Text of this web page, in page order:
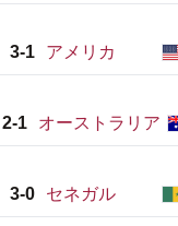
3-1 アメリカ
2-1 オーストラリア
3-0 セネガル